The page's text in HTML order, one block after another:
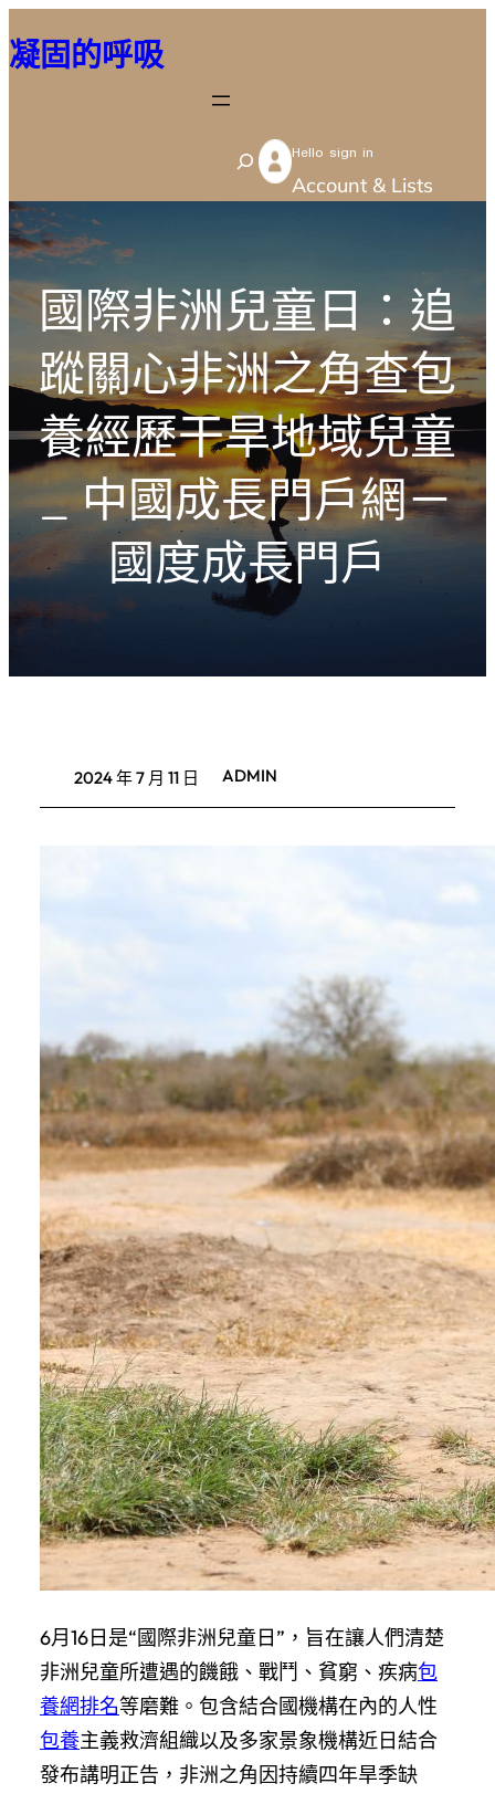
至
容
凝固的呼吸
S
e
c
h
Hello sign in
Account & Lists
國際非洲兒童日：追
蹤關心非洲之角查包
養經歷干旱地域兒童
_ 中國成長門戶網－
國度成長門戶
2024 年 7 月 11 日 ADMIN
6月16日是“國際非洲兒童日”，旨在讓人們清楚
非洲兒童所遭遇的饑餓、戰鬥、貧窮、疾病包
養網排名等磨難。包含結合國機構在內的人性
包養主義救濟組織以及多家景象機構近日結合
發布講明正告，非洲之角因持續四年旱季缺